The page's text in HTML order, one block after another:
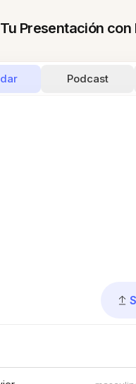
Presentación con
Podcast